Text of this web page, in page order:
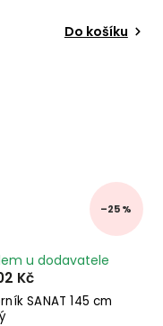
Do košíku
–25 %
SANAT 145 cm
u dodavatele
Kč